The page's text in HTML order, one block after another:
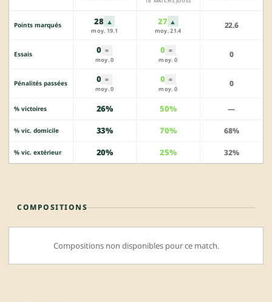
Points marqués 28 ▲
moy. 19.1
27 ▲
moy. 21.4
22.6
Essais 0 =
moy. 0
0 =
moy. 0
0
Pénalités passées 0 =
moy. 0
0 =
moy. 0
0
% victoires 26% 50% —
% vic. domicile 33% 70% 68%
% vic. extérieur 20% 25% 32%
COMPOSITIONS
Compositions non disponibles pour ce match.